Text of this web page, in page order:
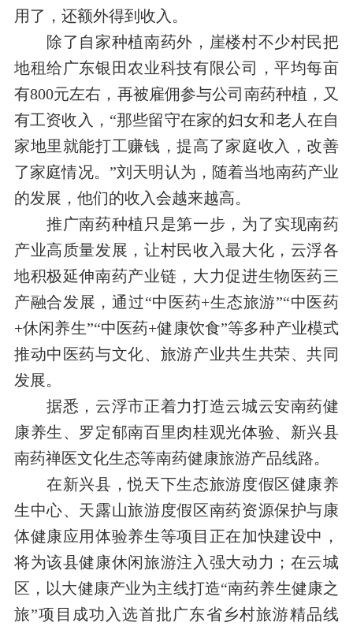
用了，还额外得到收入。
除了自家种植南药外，崖楼村不少村民把
地租给广东银田农业科技有限公司，平均每亩
有800元左右，再被雇佣参与公司南药种植，又
有工资收入，“那些留守在家的妇女和老人在自
家地里就能打工赚钱，提高了家庭收入，改善
了家庭情况。”刘天明认为，随着当地南药产业
的发展，他们的收入会越来越高。
推广南药种植只是第一步，为了实现南药
产业高质量发展，让村民收入最大化，云浮各
地积极延伸南药产业链，大力促进生物医药三
产融合发展，通过“中医药+生态旅游”“中医药
+休闲养生”“中医药+健康饮食”等多种产业模式
推动中医药与文化、旅游产业共生共荣、共同
发展。
据悉，云浮市正着力打造云城云安南药健
康养生、罗定郁南百里肉桂观光体验、新兴县
南药禅医文化生态等南药健康旅游产品线路。
在新兴县，悦天下生态旅游度假区健康养
生中心、天露山旅游度假区南药资源保护与康
体健康应用体验养生等项目正在加快建设中，
将为该县健康休闲旅游注入强大动力；在云城
区，以大健康产业为主线打造“南药养生健康之
旅”项目成功入选首批广东省乡村旅游精品线